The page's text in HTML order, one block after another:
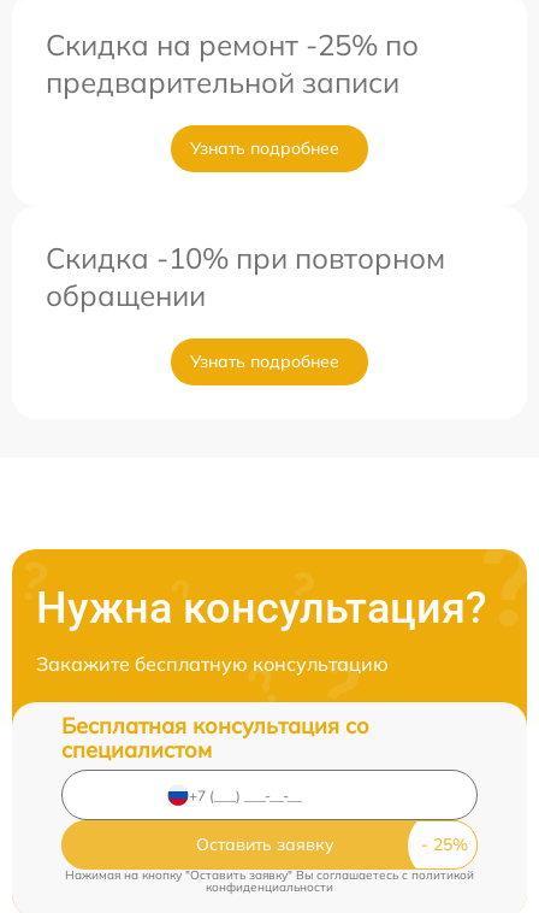
Скидка на ремонт -25% по
предварительной записи
Узнать подробнее
Скидка -10% при повторном
обращении
Узнать подробнее
Нужна консультация?
Закажите бесплатную консультацию
Бесплатная консультация со
специалистом
Оставить заявку
Нажимая на кнопку "Оставить заявку" Вы соглашаетесь c политикой
конфиденциальности